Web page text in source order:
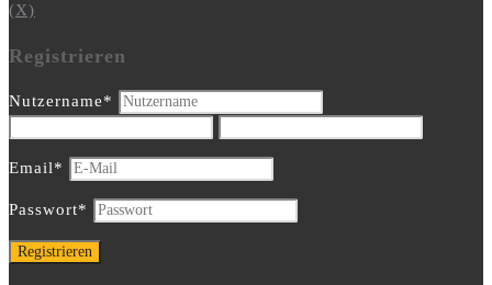
(X)
Registrieren
Nutzername*
Email*
Passwort*